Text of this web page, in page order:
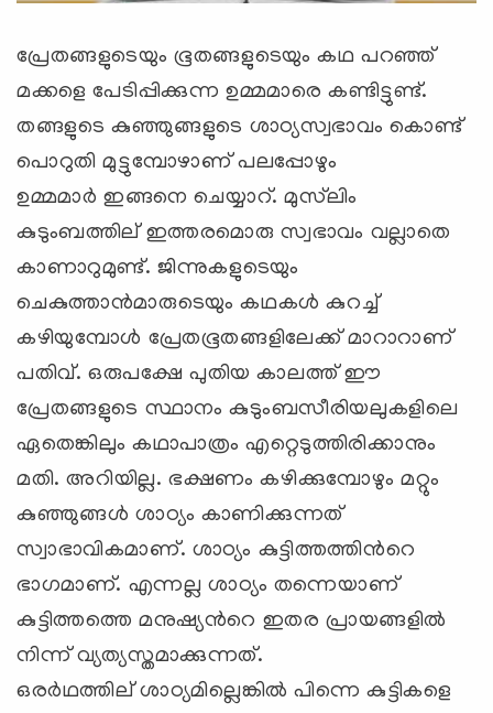
പ്രേതങ്ങളുടെയും ഭൂതങ്ങളുടെയും കഥ പറഞ്ഞ്
മക്കളെ പേടിപ്പിക്കുന്ന ഉമ്മമാരെ കണ്ടിട്ടുണ്ട്.
തങ്ങളുടെ കുഞ്ഞുങ്ങളുടെ ശാഠ്യസ്വഭാവം കൊണ്ട്
പൊറുതി മുട്ടുമ്പോഴാണ് പലപ്പോഴും
ഉമ്മമാര്‍ ഇങ്ങനെ ചെയ്യാറ്. മുസ്‌ലിം
കുടുംബത്തില് ‍ഇത്തരമൊരു സ്വഭാവം വല്ലാതെ
കാണാറുമുണ്ട്. ജിന്നുകളുടെയും
ചെകുത്താന്‍മാരുടെയും കഥകള്‍ കുറച്ച്
കഴിയുമ്പോള്‍ പ്രേതഭൂതങ്ങളിലേക്ക് മാറാറാണ്
പതിവ്. ഒരുപക്ഷേ പുതിയ കാലത്ത് ഈ
പ്രേതങ്ങളുടെ സ്ഥാനം കുടുംബസീരിയലുകളിലെ
ഏതെങ്കിലും കഥാപാത്രം എറ്റെടുത്തിരിക്കാനും
മതി. അറിയില്ല. ഭക്ഷണം കഴിക്കുമ്പോഴും മറ്റും
കുഞ്ഞുങ്ങള്‍ ശാഠ്യം കാണിക്കുന്നത്
സ്വാഭാവികമാണ്. ശാഠ്യം കുട്ടിത്തത്തിന്‍റെ
ഭാഗമാണ്. എന്നല്ല ശാഠ്യം തന്നെയാണ്
കുട്ടിത്തത്തെ മനുഷ്യന്‍റെ ഇതര പ്രായങ്ങളില്‍
നിന്ന് വ്യത്യസ്തമാക്കുന്നത്.
ഒരര്‍ഥത്തില് ‍ശാഠ്യമില്ലെങ്കില്‍ പിന്നെ കുട്ടികളെ